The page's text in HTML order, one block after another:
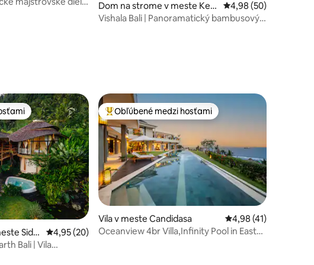
hodnotení: 64
Dom na strome v meste Kec
amatan Sidemen
Priemerné
4,98 (50)
Vishala Bali | Panoramatický bambusový
hodnotení: 58
Side
Priemerné ohodnotenie 4,95 z 5, počet hodnotení: 20
4,95 (20)
Bali | Vila
Najobľúbenejšie medzi hosťami
Obľúbené medzi hosťami
Vila v meste Candidasa Priemerné
4,98 (41)
Oceanview 4br Villa,Infinity Pool in East